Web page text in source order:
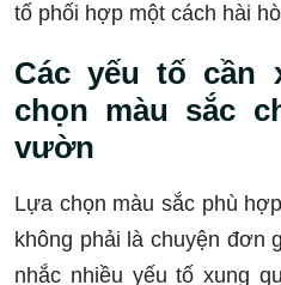
tố phối hợp một cách hài
Các yếu tố cần
chọn màu sắc
vườn
Lựa chọn màu sắc phù
không phải là chuyện đơn
nhắc nhiều yếu tố xung